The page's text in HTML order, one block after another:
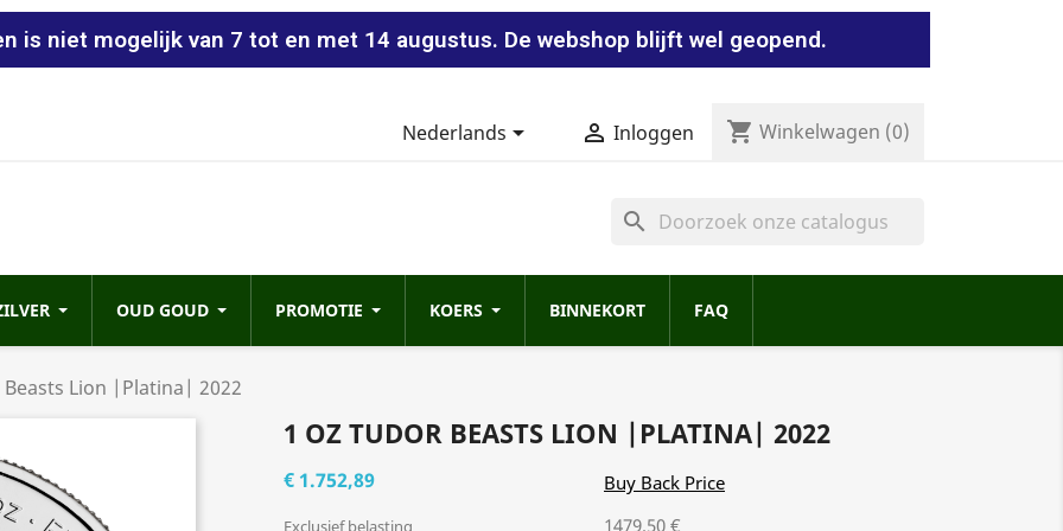
is niet mogelijk van 7 tot en met 14 augustus. De webshop blijft wel geopend.
Nederlands  Inloggen shopping_cart Winkelwagen (0)
search
OUD GOUD PROMOTIE KOERS BINNEKORT FAQ
Lion |Platina| 2022
1 OZ TUDOR BEASTS LION |PLATINA| 2022
€ 1.752,89
Buy Back Price
1479.50 €
Exclusief belasting